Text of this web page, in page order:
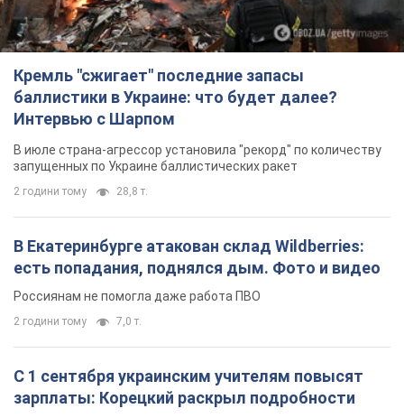
Кремль "сжигает" последние запасы
баллистики в Украине: что будет далее?
Интервью с Шарпом
В июле страна-агрессор установила "рекорд" по количеству
запущенных по Украине баллистических ракет
2 години тому 28,8 т.
В Екатеринбурге атакован склад Wildberries:
есть попадания, поднялся дым. Фото и видео
Россиянам не помогла даже работа ПВО
2 години тому 7,0 т.
С 1 сентября украинским учителям повысят
зарплаты: Корецкий раскрыл подробности